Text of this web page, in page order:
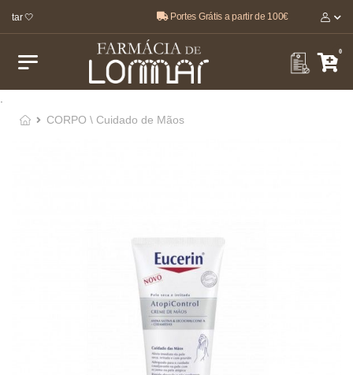
🤍 Portes Grátis a partir de 100€
0
CORPO \ Cuidado de Mãos